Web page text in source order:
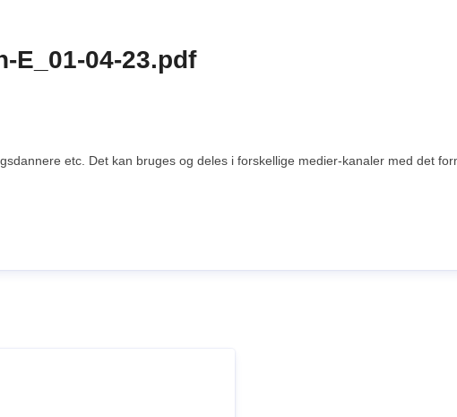
E_01-04-23.pdf
etc. Det kan bruges og deles i forskellige medier-kanaler med